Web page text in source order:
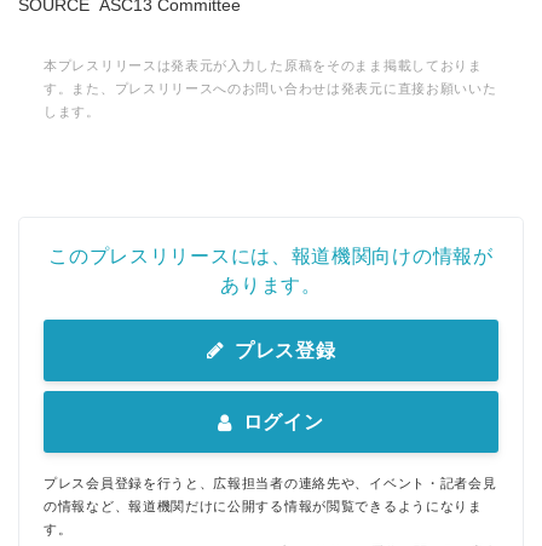
SOURCE ASC13 Committee
本プレスリリースは発表元が入力した原稿をそのまま掲載しておりま
す。また、プレスリリースへのお問い合わせは発表元に直接お願いいた
します。
このプレスリリースには、報道機関向けの情報が
あります。
プレス登録
ログイン
プレス会員登録を行うと、広報担当者の連絡先や、イベント・記者会見
の情報など、報道機関だけに公開する情報が閲覧できるようになりま
す。